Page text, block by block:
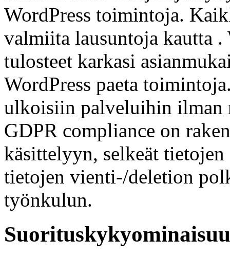
WordPress toimintoja.
valmiita lausuntoja kautta
tulosteet karkasi
WordPress paeta
ulkoisiin palveluihin ilman
GDPR compliance on
käsittelyyn, selkeät
tietojen vienti-/deletion
työnkulun.